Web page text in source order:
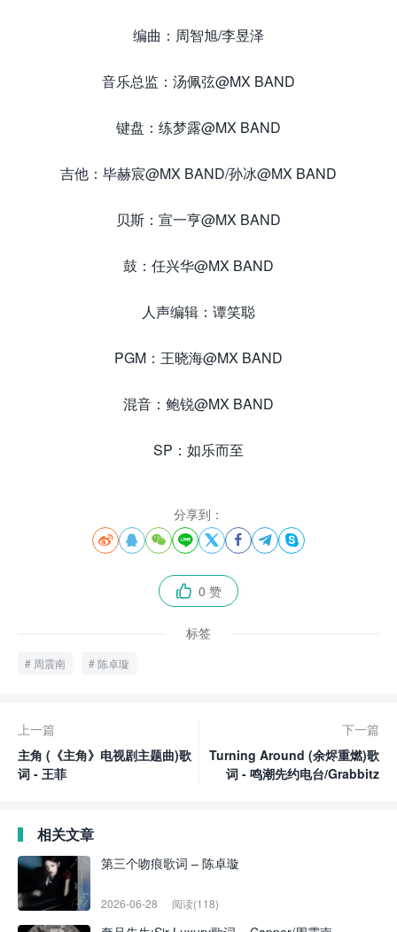
编曲：周智旭/李昱泽
音乐总监：汤佩弦@MX BAND
键盘：练梦露@MX BAND
吉他：毕赫宸@MX BAND/孙冰@MX BAND
贝斯：宣一亨@MX BAND
鼓：任兴华@MX BAND
人声编辑：谭笑聪
PGM：王晓海@MX BAND
混音：鲍锐@MX BAND
SP：如乐而至
分享到：
       
 0 赞
标签
周震南 陈卓璇
上一篇
主角 (《主角》电视剧主题曲)歌
词 - 王菲
下一篇
Turning Around (余烬重燃)歌
词 - 鸣潮先约电台/Grabbitz
相关文章
第三个吻痕歌词 – 陈卓璇
2026-06-28 阅读(118)